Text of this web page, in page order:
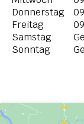
Donnerstag
Freitag
Samstag
Sonntag